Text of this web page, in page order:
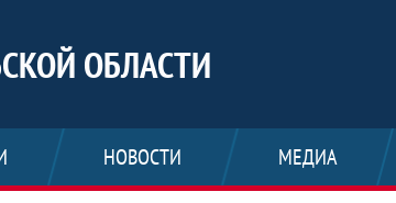
ОБЛАСТИ
НОВОСТИ МЕДИА